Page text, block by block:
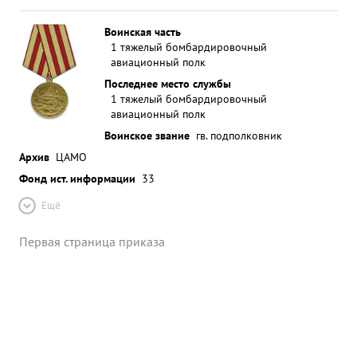
Воинская часть
1 тяжелый бомбардировочный
авиационный полк
Последнее место службы
1 тяжелый бомбардировочный
авиационный полк
Воинское звание гв. подполковник
Архив ЦАМО
Фонд ист. информации 33
Ещё
Первая страница приказа